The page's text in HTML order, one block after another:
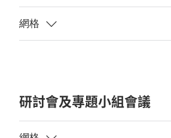
研討會及專題小組會議